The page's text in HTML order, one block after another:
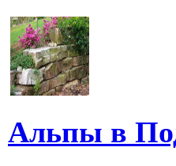
Альпы в